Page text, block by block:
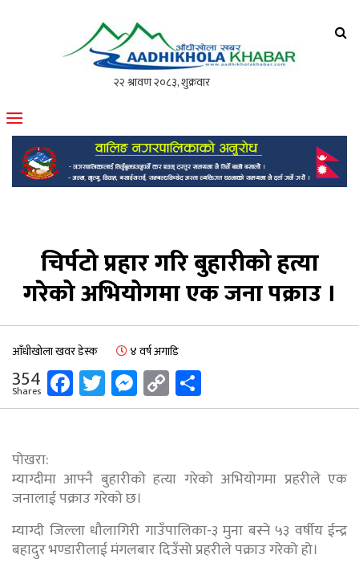
मोफसलकै लोकप्रिय अनलाइन पत्रिका
चिर्पटो प्रहार गरि बुहारीको हत्या
गरेको अभियोगमा एक जना पक्राउ ।
आँधीखोला खवर डेस्क ४ वर्ष अगाडि
354
Shares Facebook
Twitter
Messenger
Copy
Link
पोखरा:
म्याग्दीमा आफ्नै बुहारीको हत्या गरेको अभियोगमा प्रहरीले एक
जनालाई पक्राउ गरेको छ।
म्याग्दी जिल्ला धौलागिरी गाउँपालिका-३ मुना बस्ने ५३ वर्षीय ईन्द्र
बहादुर भण्डारीलाई मंगलबार दिउँसो प्रहरीले पक्राउ गरेको हो।